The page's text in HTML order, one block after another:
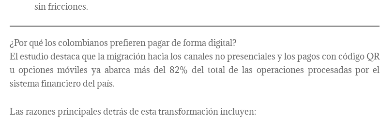
sin fricciones.
¿Por qué los colombianos prefieren pagar de forma digital?
El estudio destaca que la migración hacia los canales no presenciales y los pagos con código QR
u opciones móviles ya abarca más del 82% del total de las operaciones procesadas por el
sistema financiero del país.
Las razones principales detrás de esta transformación incluyen: